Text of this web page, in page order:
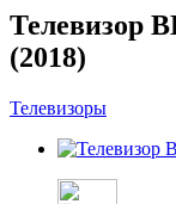
Телевизор
(2018)
Телевизоры